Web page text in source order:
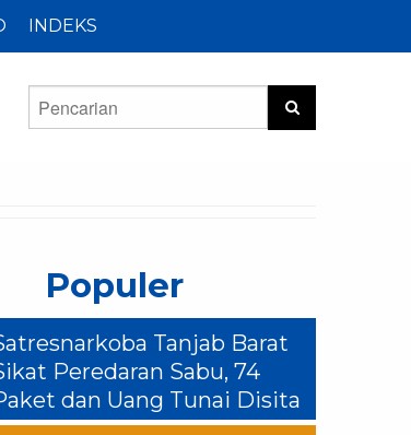
INDEKS
Populer
Tanjab Barat
Peredaran Sabu, 74
dan Uang Tunai Disita